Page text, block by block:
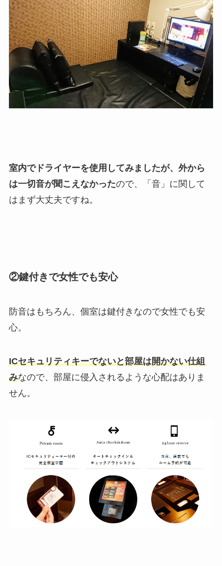
室内でドライヤーを使用してみましたが、外から
は一切音が聞こえなかったので、「音」に関して
はまず大丈夫ですね。
②鍵付きで女性でも安心
防音はもちろん、個室は鍵付きなので女性でも安
心。
ICセキュリティキーでないと部屋は開かない仕組
みなので、部屋に侵入されるような心配はありま
せん。